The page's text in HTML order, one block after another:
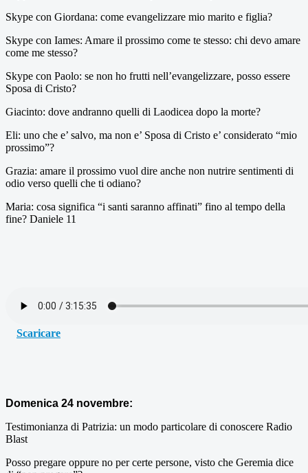
Skype con Giordana: come evangelizzare mio marito e figlia?
Skype con Iames: Amare il prossimo come te stesso: chi devo amare
come me stesso?
Skype con Paolo: se non ho frutti nell’evangelizzare, posso essere
Sposa di Cristo?
Giacinto: dove andranno quelli di Laodicea dopo la morte?
Eli: uno che e’ salvo, ma non e’ Sposa di Cristo e’ considerato “mio
prossimo”?
Grazia: amare il prossimo vuol dire anche non nutrire sentimenti di
odio verso quelli che ti odiano?
Maria: cosa significa “i santi saranno affinati” fino al tempo della
fine? Daniele 11
Scaricare
Domenica 24 novembre:
Testimonianza di Patrizia: un modo particolare di conoscere Radio
Blast
Posso pregare oppure no per certe persone, visto che Geremia dice